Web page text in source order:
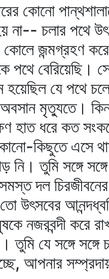
কোনো
না-- চলার
জন্মগ্রহণ
বেরিয়েছি।
যে পথে
অবসান মৃত্যুতে।
হাত ধরে কত
কিছুতে এসে
তুমি সঙ্গে
দল
উৎসবের
নজরবন্দী করে
তুমি যে সঙ্গে
আপনার